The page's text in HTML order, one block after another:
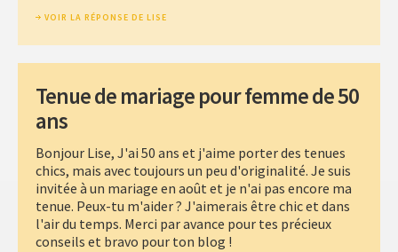
VOIR LA RÉPONSE DE LISE
Tenue de mariage pour femme de 50
ans
Bonjour Lise, J'ai 50 ans et j'aime porter des tenues
chics, mais avec toujours un peu d'originalité. Je suis
invitée à un mariage en août et je n'ai pas encore ma
tenue. Peux-tu m'aider ? J'aimerais être chic et dans
l'air du temps. Merci par avance pour tes précieux
conseils et bravo pour ton blog !